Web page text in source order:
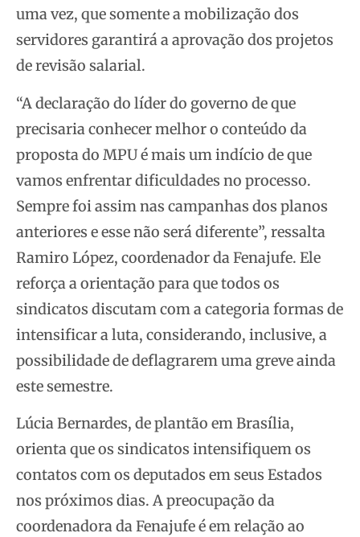
uma vez, que somente a mobilização dos
servidores garantirá a aprovação dos projetos
de revisão salarial.
“A declaração do líder do governo de que
precisaria conhecer melhor o conteúdo da
proposta do MPU é mais um indício de que
vamos enfrentar dificuldades no processo.
Sempre foi assim nas campanhas dos planos
anteriores e esse não será diferente”, ressalta
Ramiro López, coordenador da Fenajufe. Ele
reforça a orientação para que todos os
sindicatos discutam com a categoria formas de
intensificar a luta, considerando, inclusive, a
possibilidade de deflagrarem uma greve ainda
este semestre.
Lúcia Bernardes, de plantão em Brasília,
orienta que os sindicatos intensifiquem os
contatos com os deputados em seus Estados
nos próximos dias. A preocupação da
coordenadora da Fenajufe é em relação ao